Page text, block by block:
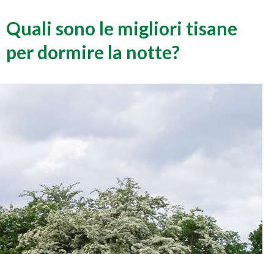
Quali sono le migliori tisane
per dormire la notte?